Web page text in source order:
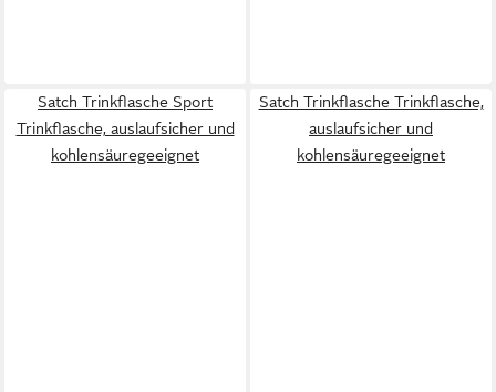
Satch Trinkflasche Sport
Trinkflasche, auslaufsicher und
kohlensäuregeeignet
Satch Trinkflasche Trinkflasche,
auslaufsicher und
kohlensäuregeeignet